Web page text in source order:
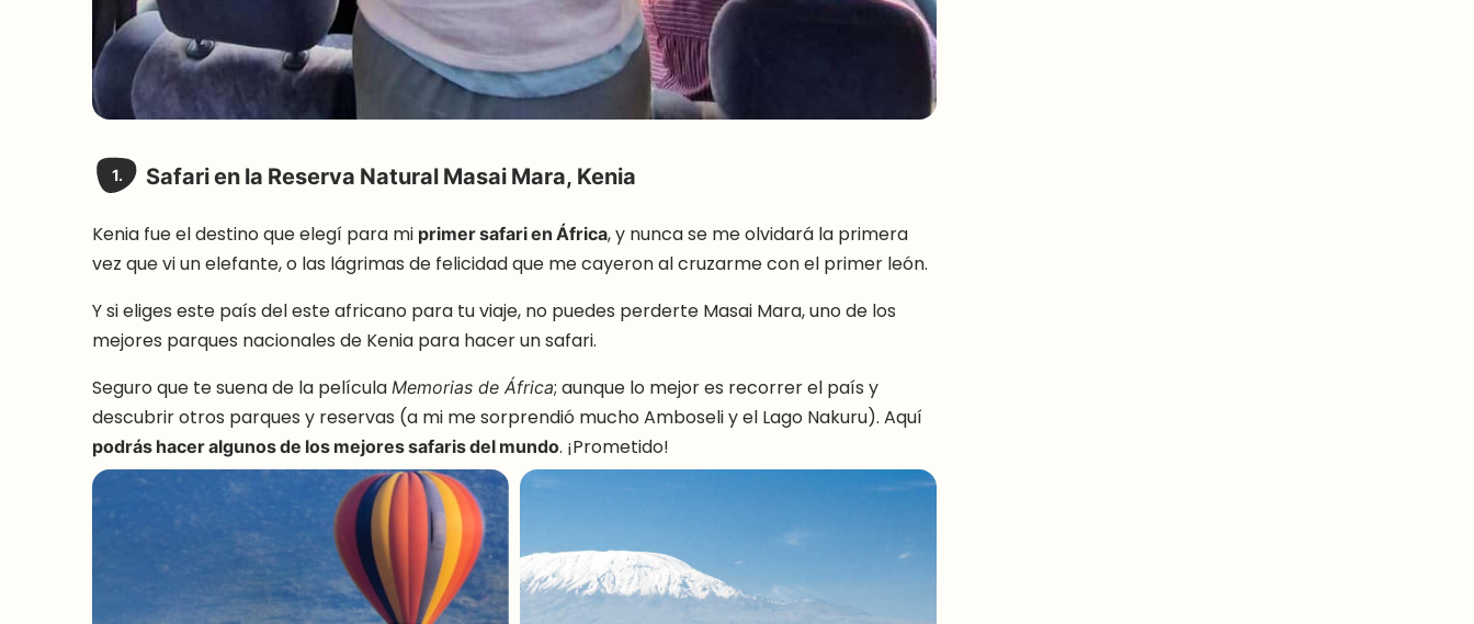
1. Safari en la Reserva Natural Masai Mara, Kenia
Kenia fue el destino que elegí para mi primer safari en África, y nunca se me olvidará la primera
vez que vi un elefante, o las lágrimas de felicidad que me cayeron al cruzarme con el primer león.
Y si eliges este país del este africano para tu viaje, no puedes perderte Masai Mara, uno de los
mejores parques nacionales de Kenia para hacer un safari.
Seguro que te suena de la película Memorias de África; aunque lo mejor es recorrer el país y
descubrir otros parques y reservas (a mi me sorprendió mucho Amboseli y el Lago Nakuru). Aquí
podrás hacer algunos de los mejores safaris del mundo. ¡Prometido!